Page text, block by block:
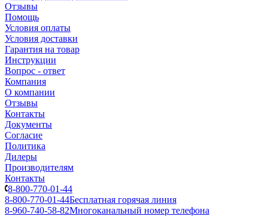
Отзывы
Помощь
Условия оплаты
Условия доставки
Гарантия на товар
Инструкции
Вопрос - ответ
Компания
О компании
Отзывы
Контакты
Документы
Согласие
Политика
Дилеры
Производителям
Контакты
8-800-770-01-44
8-800-770-01-44Бесплатная горячая линия
8-960-740-58-82Многоканальный номер телефона